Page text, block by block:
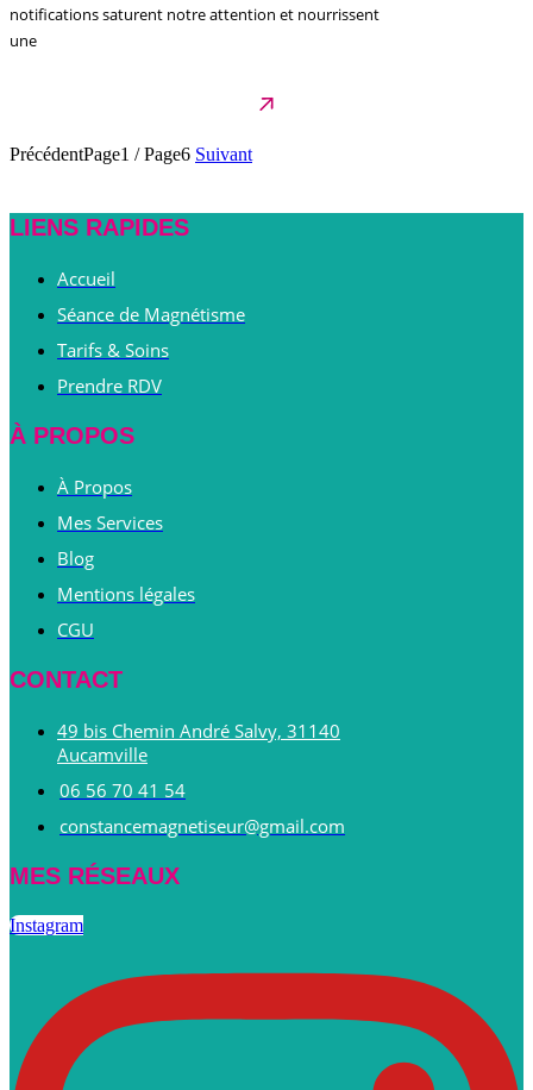
notifications saturent notre attention et nourrissent
une
PrécédentPage1 / Page6 Suivant
LIENS RAPIDES
Accueil
Séance de Magnétisme
Tarifs & Soins
Prendre RDV
À PROPOS
À Propos
Mes Services
Blog
Mentions légales
CGU
CONTACT
49 bis Chemin André Salvy, 31140
Aucamville
06 56 70 41 54
constancemagnetiseur@gmail.com
MES RÉSEAUX
Instagram